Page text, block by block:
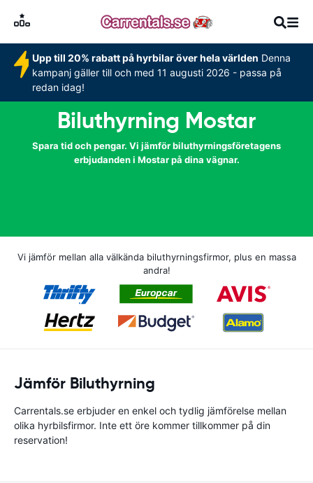
Upp till 20% rabatt på hyrbilar över hela världen Denna
kampanj gäller till och med 11 augusti 2026 - passa på
redan idag!
Biluthyrning Mostar
Spara tid och pengar. Vi jämför biluthyrningsföretagens
erbjudanden i Mostar på dina vägnar.
Vi jämför mellan alla välkända biluthyrningsfirmor, plus en massa
andra!
Jämför Biluthyrning
Carrentals.se erbjuder en enkel och tydlig jämförelse mellan
olika hyrbilsfirmor. Inte ett öre kommer tillkommer på din
reservation!